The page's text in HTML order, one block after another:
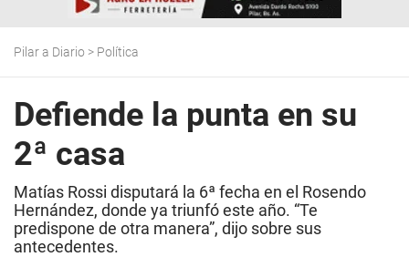
Pilar a Diario > Política
Defiende la punta en su
2ª casa
Matías Rossi disputará la 6ª fecha en el Rosendo
Hernández, donde ya triunfó este año. “Te
predispone de otra manera”, dijo sobre sus
antecedentes.